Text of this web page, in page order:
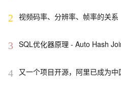
2 视频码率、分辨率、帧率的关系
3 SQL优化器原理 - Auto Hash
4 又一个项目开源，阿里已成为中